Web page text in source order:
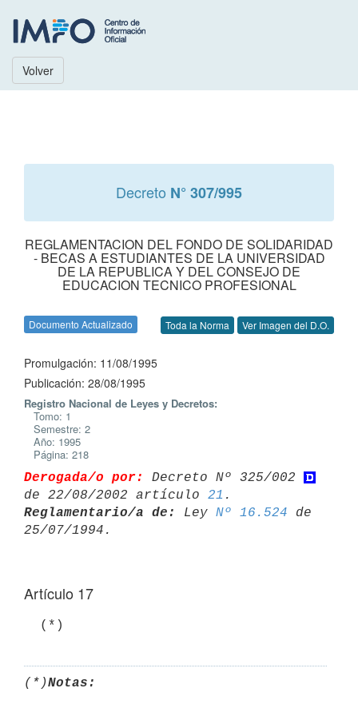
Volver
Decreto N° 307/995
REGLAMENTACION DEL FONDO DE SOLIDARIDAD
- BECAS A ESTUDIANTES DE LA UNIVERSIDAD
DE LA REPUBLICA Y DEL CONSEJO DE
EDUCACION TECNICO PROFESIONAL
Documento Actualizado Toda la Norma Ver Imagen del D.O.
Promulgación: 11/08/1995
Publicación: 28/08/1995
Registro Nacional de Leyes y Decretos:
Tomo: 1
Semestre: 2
Año: 1995
Página: 218
Derogada/o por:
Decreto Nº 325/002
de 22/08/2002 artículo 21
Reglamentario/a de:
Ley Nº 16.524 de
Artículo 17
  (*)
(*)Notas: